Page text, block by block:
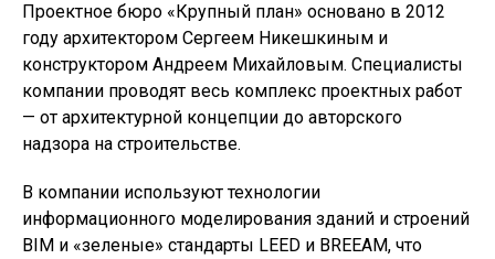
Проектное бюро «Крупный план» основано в 2012
году архитектором Сергеем Никешкиным и
конструктором Андреем Михайловым. Специалисты
компании проводят весь комплекс проектных работ
— от архитектурной концепции до авторского
надзора на строительстве.
В компании используют технологии
информационного моделирования зданий и строений
BIM и «зеленые» стандарты LEED и BREEAM, что